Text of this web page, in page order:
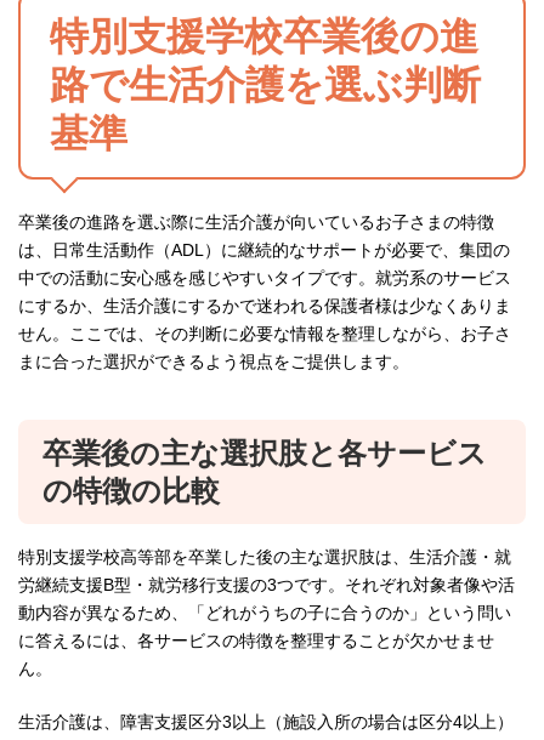
特別支援学校卒業後の進
路で生活介護を選ぶ判断
基準
卒業後の進路を選ぶ際に生活介護が向いているお子さまの特徴
は、日常生活動作（ADL）に継続的なサポートが必要で、集団の
中での活動に安心感を感じやすいタイプです。就労系のサービス
にするか、生活介護にするかで迷われる保護者様は少なくありま
せん。ここでは、その判断に必要な情報を整理しながら、お子さ
まに合った選択ができるよう視点をご提供します。
卒業後の主な選択肢と各サービス
の特徴の比較
特別支援学校高等部を卒業した後の主な選択肢は、生活介護・就
労継続支援B型・就労移行支援の3つです。それぞれ対象者像や活
動内容が異なるため、「どれがうちの子に合うのか」という問い
に答えるには、各サービスの特徴を整理することが欠かせませ
ん。
生活介護は、障害支援区分3以上（施設入所の場合は区分4以上）